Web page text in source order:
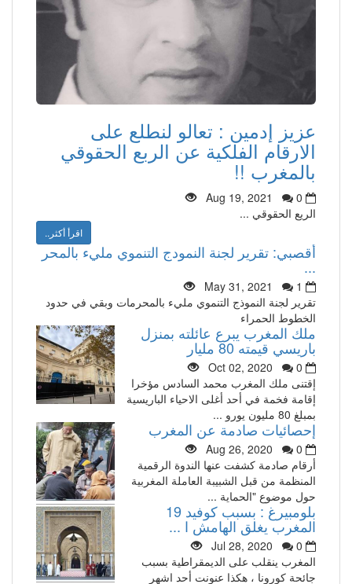
عزيز إدمين : تعالو لنطلع على
الارقام الفلكية عن الربع الحقوقي
بالمغرب !!
Aug 19, 2021
0
الريع الحقوقي ...
اقرأ أكثر..
أقصبي: تقرير لجنة النمودج التنموي مليء بالمحر
May 31, 2021
1
تقرير لجنة النموذج التنموي مليء بالمحرمات وبقي في حدود
الخطوط الحمراء
ملك المغرب يبرع عائلته بمنزل
باريسي قيمته 80 مليار
Oct 02, 2020
0
إقتنى ملك المغرب محمد السادس مؤخرا
إقامة فخمة في أحد أغلى الاحياء الباريسية
بمبلغ 80 مليون يورو ...
إحصائيات صادمة عن المغرب
Aug 26, 2020
0
أرقام صادمة كشفت عنها الندوة الرقمية
المنظمة من قبل الشبيبة العاملة المغربية
حول موضوع "الحماية ...
بلومبيرغ : بسبب كوفيد 19
المغرب يغلق الهامش ا ...
Jul 28, 2020
0
المغرب ينقلب على الديمقراطية بسبب
جائحة كورونا ، هكذا عنونت أحد اشهر